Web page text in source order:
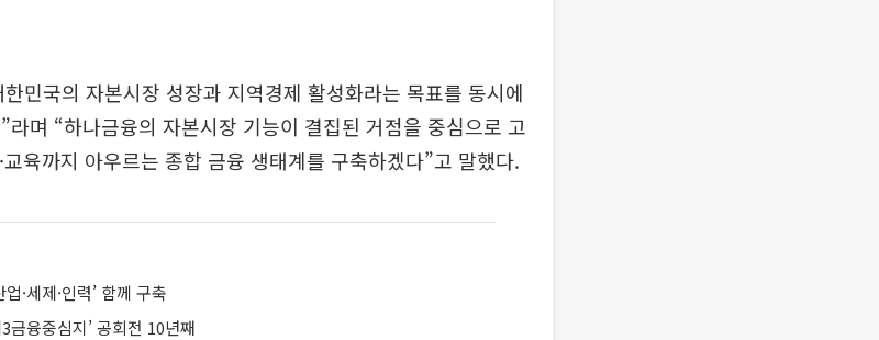
민국의 자본시장 성장과 지역경제 활성화라는 목표를 동시에
라며 “하나금융의 자본시장 기능이 결집된 거점을 중심으로 고
육까지 아우르는 종합 금융 생태계를 구축하겠다”고 말했다.
·세제·인력’ 함께 구축
융중심지’ 공회전 10년째